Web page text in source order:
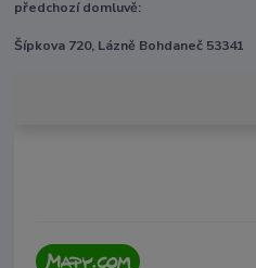
předchozí domluvě:
Šípkova 720, Lázně Bohdaneč 53341